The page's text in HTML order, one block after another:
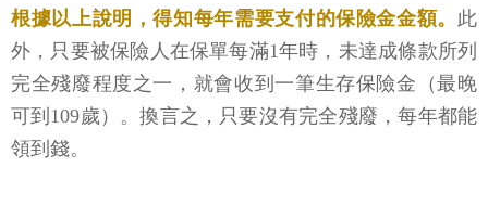
根據以上說明，得知每年需要支付的保險金金額。 此
外，只要被保險人在保單每滿1年時，未達成條款所列
完全殘廢程度之一，就會收到一筆生存保險金（最晚
可到109歲）。換言之，只要沒有完全殘廢，每年都能
領到錢。